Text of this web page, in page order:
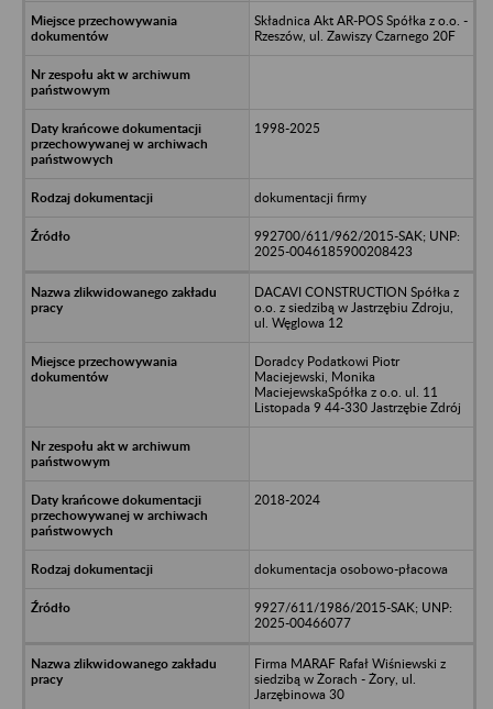
Składnica Akt AR-POS Spółka z o.o. -
Rzeszów, ul. Zawiszy Czarnego 20F
1998-2025
dokumentacji firmy
992700/611/962/2015-SAK; UNP:
2025-0046185900208423
DACAVI CONSTRUCTION Spółka z
o.o. z siedzibą w Jastrzębiu Zdroju,
ul. Węglowa 12
Doradcy Podatkowi Piotr
Maciejewski, Monika
MaciejewskaSpółka z o.o. ul. 11
Listopada 9 44-330 Jastrzębie Zdrój
2018-2024
dokumentacja osobowo-płacowa
9927/611/1986/2015-SAK; UNP:
2025-00466077
Firma MARAF Rafał Wiśniewski z
siedzibą w Żorach - Żory, ul.
Jarzębinowa 30